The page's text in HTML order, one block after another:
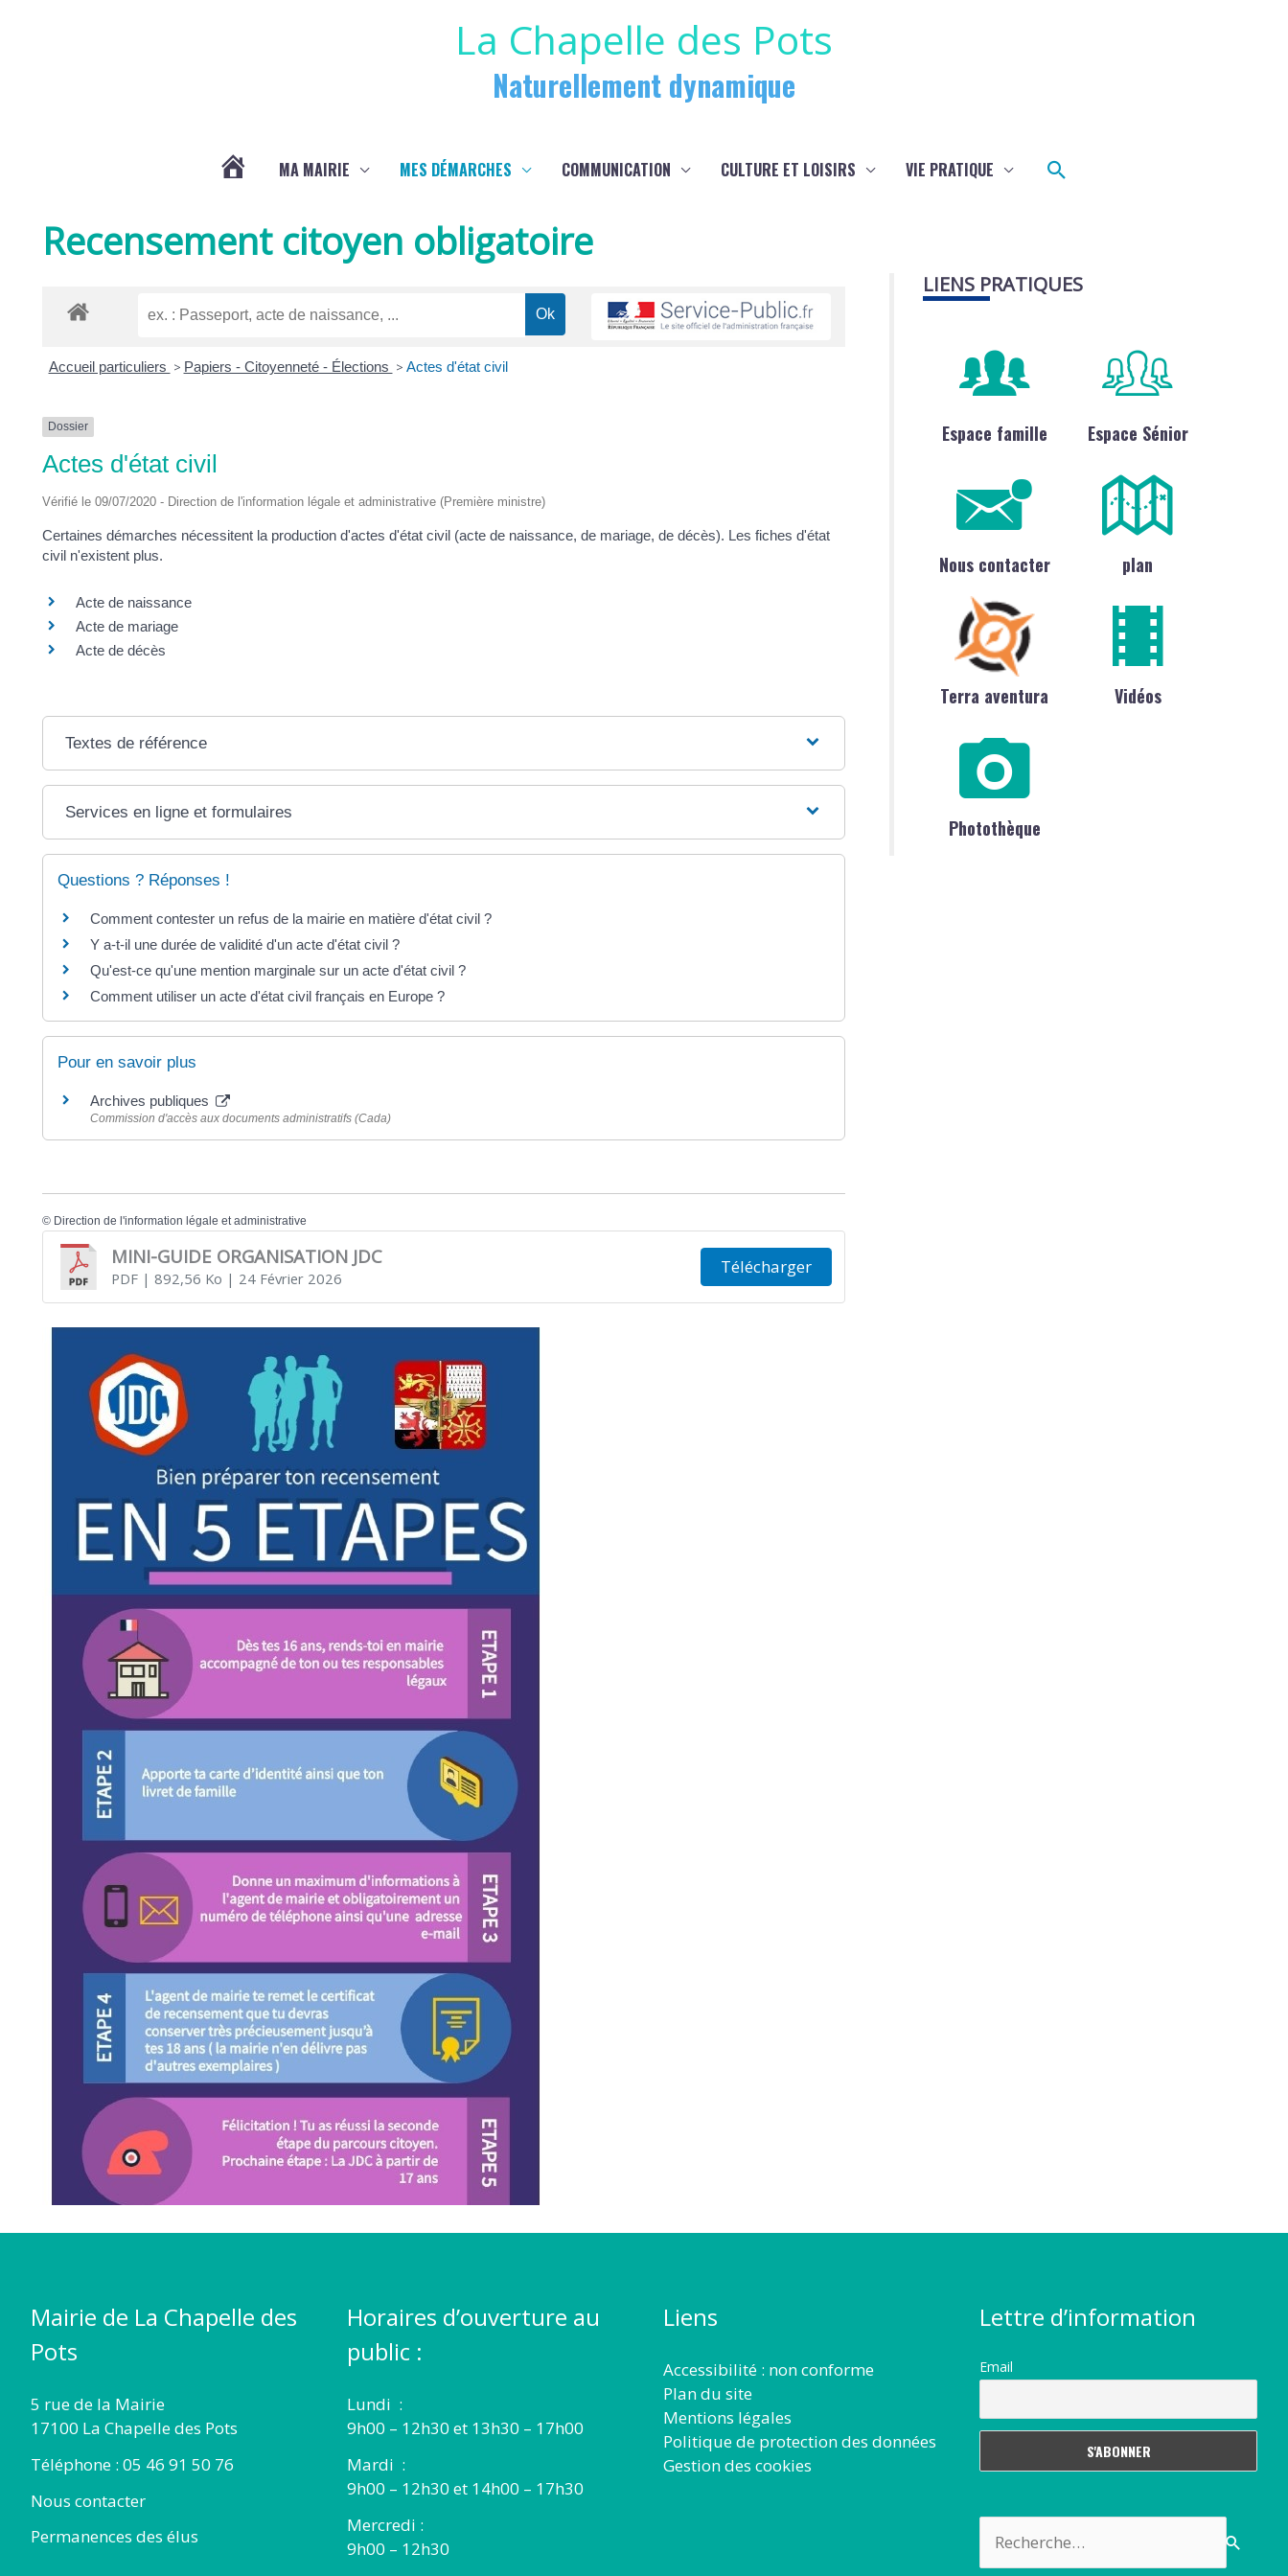
La Chapelle des Pots
Naturellement dynamique
DE
LA
POTS
MA MAIRIE MES DÉMARCHES COMMUNICATION CULTURE ET LOISIRS VIE PRATIQUE Rechercher
Recensement citoyen obligatoire
Accueil particuliers > Papiers - Citoyenneté - Élections > Actes d'état civil
Dossier
Actes d'état civil
Vérifié le 09/07/2020 - Direction de l'information légale et administrative (Première ministre)
Certaines démarches nécessitent la production d'actes d'état civil (acte de naissance, de mariage, de décès). Les fiches d'état
civil n'existent plus.
Acte de naissance
Acte de mariage
Acte de décès
Textes de référence
Services en ligne et formulaires
Questions ? Réponses !
Comment contester un refus de la mairie en matière d'état civil ?
Y a-t-il une durée de validité d'un acte d'état civil ?
Qu'est-ce qu'une mention marginale sur un acte d'état civil ?
Comment utiliser un acte d'état civil français en Europe ?
Pour en savoir plus
Archives publiques
Commission d'accès aux documents administratifs (Cada)
© Direction de l'information légale et administrative
MINI-GUIDE ORGANISATION JDC
PDF| 892,56 Ko | 24 Février 2026
Télécharger
LIENS PRATIQUES
Espace famille Espace Sénior
Nous contacter plan
Terra aventura Vidéos
Photothèque
Mairie de La Chapelle des
Pots
5 rue de la Mairie
17100 La Chapelle des Pots
Téléphone : 05 46 91 50 76
Nous contacter
Permanences des élus
Horaires d’ouverture au
public :
Lundi :
9h00 – 12h30 et 13h30 – 17h00
Mardi :
9h00 – 12h30 et 14h00 – 17h30
Mercredi :
9h00 – 12h30
Liens
Accessibilité : non conforme
Plan du site
Mentions légales
Politique de protection des données
Gestion des cookies
Lettre d’information
Email